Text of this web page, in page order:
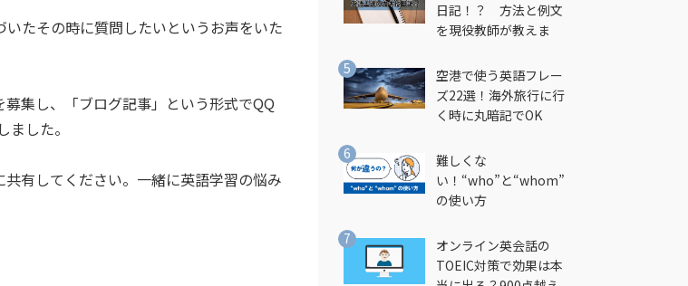
たその時に質問したいというお声をいた
集し、「ブログ記事」という形式でQQ
した。
有してください。一緒に英語学習の悩み
日記！？ 方法と例文
を現役教師が教えま
空港で使う英語フレー
ズ22選！海外旅行に行
く時に丸暗記でOK
難しくな
い！“who”と“whom”
の使い方
オンライン英会話の
TOEIC対策で効果は本